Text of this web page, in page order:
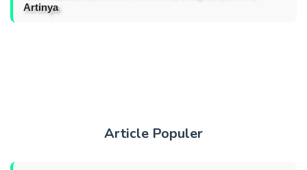
Artinya
Article Populer